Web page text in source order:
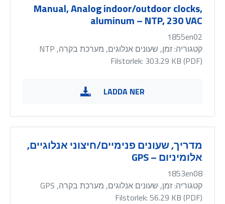
Manual, Analog indoor/outdoor clocks,
aluminum – NTP, 230 VAC
1855en02
קטגוריה:זמן, שעונים אנלוגים, מערכת בקרה, NTP
Filstorlek: 303.29 KB (PDF)
LADDA NER
מדריך, שעונים פנימיים/חיצוני אנלוגיים,
אלומיניום – GPS
1853en08
קטגוריה:זמן, שעונים אנלוגים, מערכת בקרה, GPS
Filstorlek: 56.29 KB (PDF)